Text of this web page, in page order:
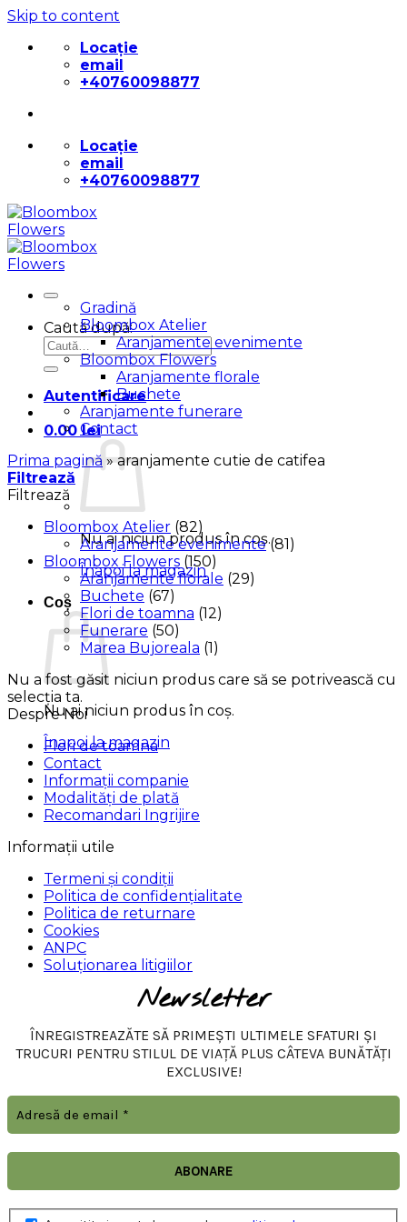
Skip to content
Locație
email
+40760098877
Locație
email
+40760098877
Caută după:
Autentificare
0.00lei
Nu ai niciun produs în coș.
Înapoi la magazin
Coș
Nu ai niciun produs în coș.
Înapoi la magazin
Gradină
Bloombox Atelier
Aranjamente evenimente
Bloombox Flowers
Aranjamente florale
Buchete
Aranjamente funerare
Contact
Prima pagină » aranjamente cutie de catifea
Filtrează
Filtrează
Bloombox Atelier (82)
Aranjamente evenimente (81)
Bloombox Flowers (150)
Aranjamente florale (29)
Buchete (67)
Flori de toamna (12)
Funerare (50)
Marea Bujoreala (1)
Nu a fost găsit niciun produs care să se potrivească cu
selecția ta.
Despre Noi
Flori de toamna
Contact
Informații companie
Modalități de plată
Recomandari Ingrijire
Informații utile
Termeni și condiții
Politica de confidențialitate
Politica de returnare
Cookies
ANPC
Soluționarea litigiilor
Newsletter
ÎNREGISTREAZĂTE SĂ PRIMEȘTI ULTIMELE SFATURI ȘI
TRUCURI PENTRU STILUL DE VIAȚĂ PLUS CÂTEVA BUNĂTĂȚI
EXCLUSIVE!